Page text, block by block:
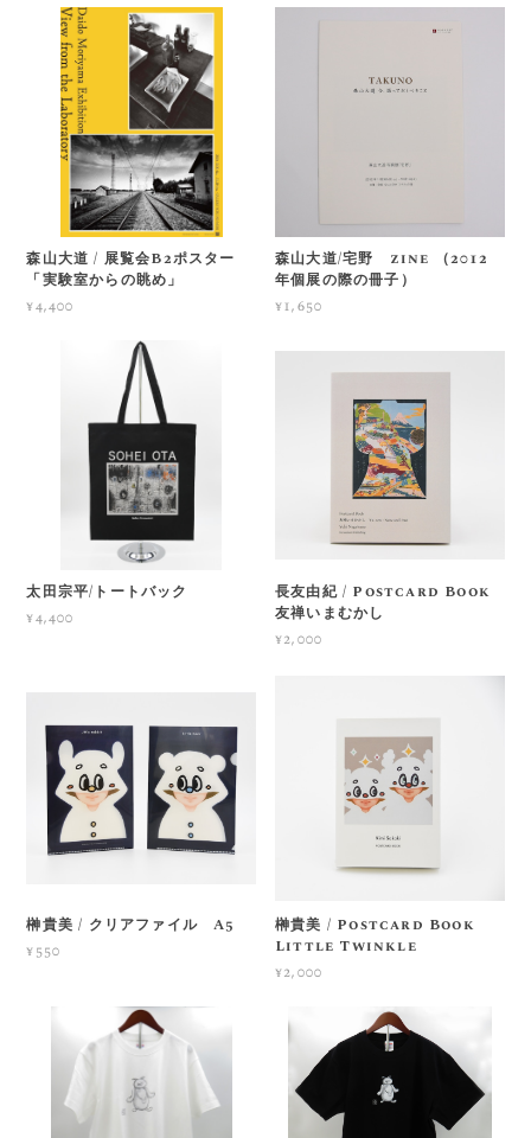
森山大道 / 展覧会B2ポスター
「実験室からの眺め」
¥4,400
森山大道/宅野 zine （2012
年個展の際の冊子）
¥1,650
太田宗平/トートバック
¥4,400
長友由紀 / Postcard Book
友禅いまむかし
¥2,000
榊貴美 / クリアファイル A5
¥550
榊貴美 / Postcard Book
Little Twinkle
¥2,000